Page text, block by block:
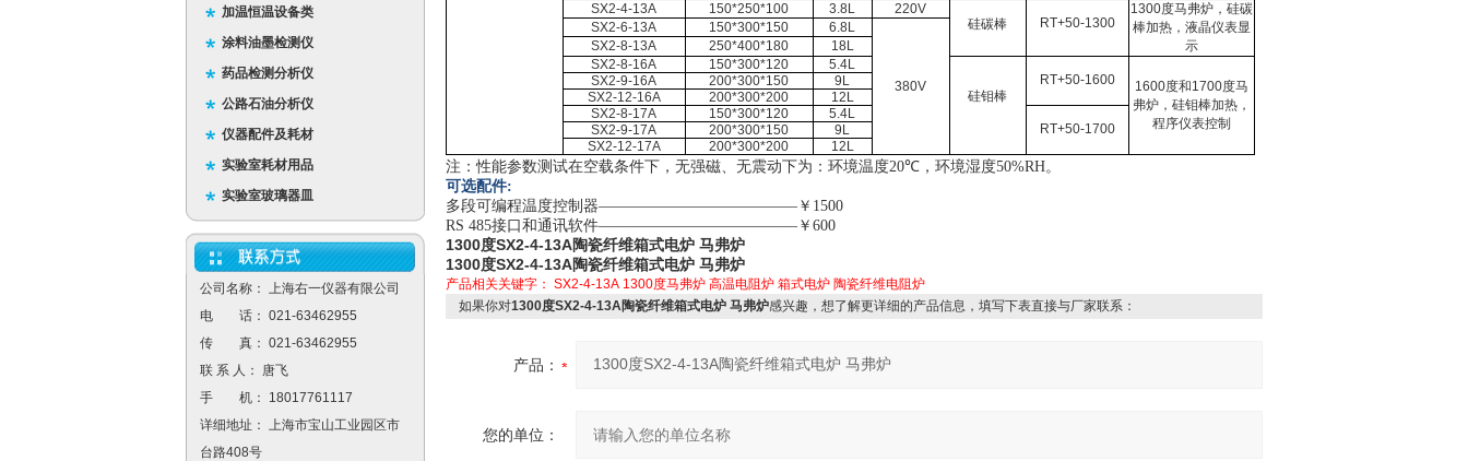
加温恒温设备类
涂料油墨检测仪
药品检测分析仪
公路石油分析仪
仪器配件及耗材
实验室耗材用品
实验室玻璃器皿
公司名称： 上海右一仪器有限公司
电 话： 021-63462955
传 真： 021-63462955
联 系 人： 唐飞
手 机： 18017761117
详细地址： 上海市宝山工业园区市
台路408号
SX2-4-13A
150*250*100 3.8L
220V
硅碳棒
RT+50-1300
1300度马弗炉，硅碳
棒加热，液晶仪表显
示
SX2-6-13A 150*300*150 6.8L
380V
SX2-8-13A 250*400*180
18L
SX2-8-16A
150*300*120 5.4L
硅钼棒
RT+50-1600 1600度和1700度马
弗炉，硅钼棒加热，
程序仪表控制
SX2-9-16A 200*300*150
9L
SX2-12-16A
200*300*200
12L
SX2-8-17A
150*300*120
5.4L
RT+50-1700
SX2-9-17A 200*300*150
9L
SX2-12-17A
200*300*200 12L
注：性能参数测试在空载条件下，无强磁、无震动下为：环境温度20℃，环境湿度50%RH。
可选配件:
多段可编程温度控制器—————————————￥1500
RS 485接口和通讯软件—————————————￥600
1300度SX2-4-13A陶瓷纤维箱式电炉 马弗炉
1300度SX2-4-13A陶瓷纤维箱式电炉 马弗炉
产品相关关键字： SX2-4-13A 1300度马弗炉 高温电阻炉 箱式电炉 陶瓷纤维电阻炉
如果你对1300度SX2-4-13A陶瓷纤维箱式电炉 马弗炉感兴趣，想了解更详细的产品信息，填写下表直接与厂家联系：
产品：
您的单位：